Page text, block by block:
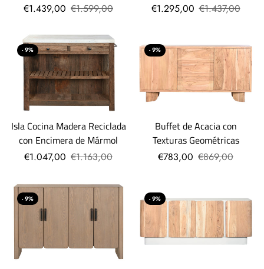
€1.439,00 €1.599,00 €1.295,00 €1.437,00
- 9%
Isla Cocina Madera Reciclada
con Encimera de Mármol
€1.047,00 €1.163,00
- 9%
Buffet de Acacia con
Texturas Geométricas
€783,00 €869,00
- 9% - 9%